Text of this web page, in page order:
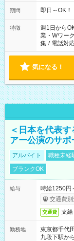
期間 即日～OK
特徴 週1日から
業・Wワー
集 / 電話対
気になる！
＜日本を代表
アー公演のサ
アルバイト 職種未経
ブランクOK
給与
時給1250円
交通費別
交通費 支給
勤務地
東京都千代
九段下駅か